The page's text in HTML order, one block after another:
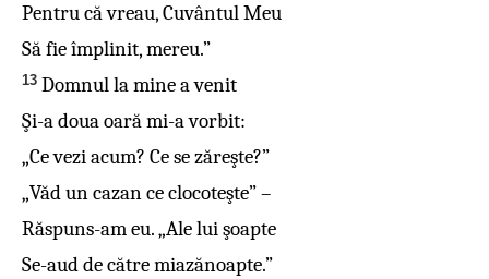
Pentru că vreau, Cuvântul Meu
Să fie împlinit, mereu.”
13 Domnul la mine a venit
Şi-a doua oară mi-a vorbit:
„Ce vezi acum? Ce se zăreşte?”
„Văd un cazan ce clocoteşte” –
Răspuns-am eu. „Ale lui şoapte
Se-aud de către miazănoapte.”